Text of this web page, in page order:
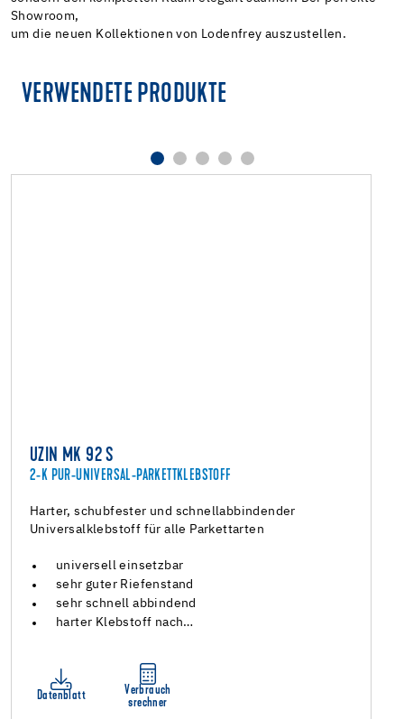
Showroom,
um die neuen Kollektionen von Lodenfrey auszustellen.
VERWENDETE PRODUKTE
UZIN MK 92 S
2-K PUR-UNIVERSAL-PARKETTKLEBSTOFF
Harter, schubfester und schnellabbindender
Universalklebstoff für alle Parkettarten
universell einsetzbar
sehr guter Riefenstand
sehr schnell abbindend
harter Klebstoff nach…
Datenblatt
Verbrauch
srechner